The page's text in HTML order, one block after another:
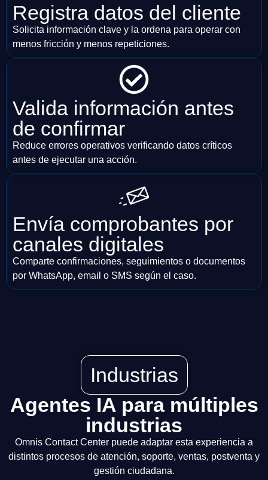
Registra datos del cliente
Solicita información clave y la ordena para operar con
menos fricción y menos repeticiones.
Valida información antes
de confirmar
Reduce errores operativos verificando datos críticos
antes de ejecutar una acción.
Envía comprobantes por
canales digitales
Comparte confirmaciones, seguimientos o documentos
por WhatsApp, email o SMS según el caso.
Industrias
Agentes IA para múltiples
industrias
Omnis Contact Center puede adaptar esta experiencia a
distintos procesos de atención, soporte, ventas, postventa y
gestión ciudadana.